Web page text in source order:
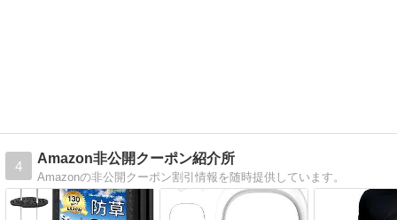
4
Amazon非公開クーポン紹介所
Amazonの非公開クーポン割引情報を随時提供しています。